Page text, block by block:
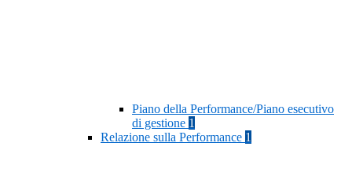
Piano della Performance/Piano esecutivo
di gestione 1
Relazione sulla Performance 1